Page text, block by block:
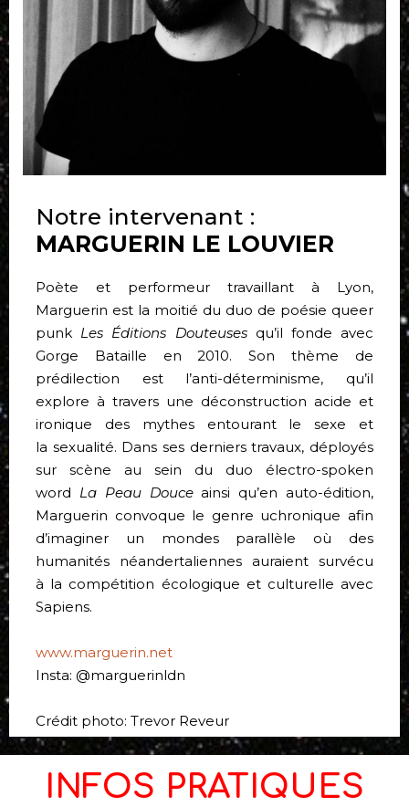
Notre intervenant :
MARGUERIN LE LOUVIER
Poète et performeur travaillant à Lyon,
Marguerin est la moitié du duo de poésie queer
punk Les Éditions Douteusesqu’il fonde avec
Gorge Bataille en 2010. Son thème de
prédilection est l’anti-déterminisme, qu’il
explore à travers une déconstruction acide et
ironique des mythes entourant le sexe et
la sexualité. Dans ses derniers travaux, déployés
sur scène au sein du duo électro-spoken
word La Peau Douceainsi qu’en auto-édition,
Marguerin convoque le genre uchronique afin
d’imaginer un mondes parallèle où des
humanités néandertaliennes auraient survécu
à la compétition écologique et culturelle avec
Sapiens.
www.marguerin.net
Insta: @marguerinldn
Crédit photo: Trevor Reveur
INFOS PRATIQUES